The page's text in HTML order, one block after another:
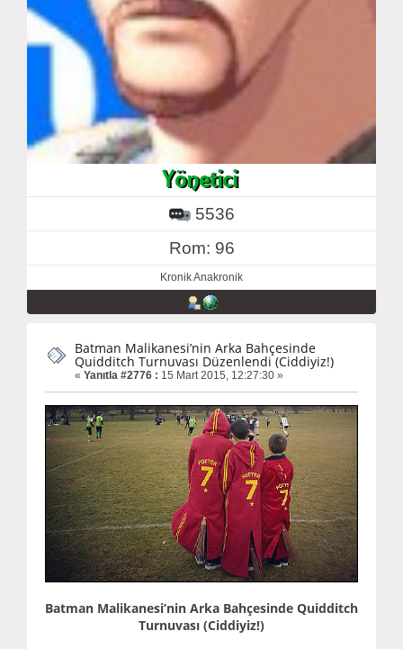
5536
Rom: 96
Kronik Anakronik
Batman Malikanesi’nin Arka Bahçesinde
Quidditch Turnuvası Düzenlendi (Ciddiyiz!)
« Yanıtla #2776 : 15 Mart 2015, 12:27:30 »
Batman Malikanesi’nin Arka Bahçesinde Quidditch
Turnuvası (Ciddiyiz!)